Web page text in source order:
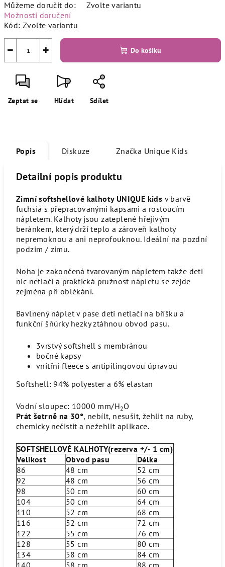
Můžeme doručit do:
Zvolte variantu
Možnosti doručení
Kód: Zvolte variantu
+
− Do košíku
Zeptat se Hlídat Sdílet
Popis Diskuze Značka Unique Kids
Detailní popis produktu
Zimní softshellové kalhoty UNIQUE kids v barvě
fuchsia s přepracovanými kapsami a rostoucím
nápletem. Kalhoty jsou zateplené hřejivým
beránkem, který drží teplo a zároveň kalhoty
nepremoknou a ani neprofouknou. Ideální na pozdní
podzim / zimu.
Noha je zakončená tvarovaným nápletem takže deti
nic netlačí a praktická pružnost nápletu se zejde
zejména při oblékání.
Bavlnený náplet v pase deti netlačí na bříšku a
funkční šňúrky hezky ztáhnou obvod pasu.
3vrstvý softshell s membránou
bočné kapsy
vnitřní fleece s antipilingovou úpravou
Softshell: 94% polyester a 6% elastan
Vodní sloupec: 10000 mm/H2O
Prát šetrně na 30°, nebílt, nesušit, žehlit na ruby,
chemicky nečistit a nežehlit aplikace.
SOFTSHELLOVÉ KALHOTY(rezerva +/- 1 cm)
Velikost
Obvod pasu
Délka
86
48 cm
52 cm
92
48 cm
56 cm
98
50 cm
60 cm
104
50 cm
64 cm
110
52 cm
68 cm
116
52 cm
72 cm
122
55 cm
76 cm
128
55 cm
80 cm
134
58 cm
84 cm
140
58 cm 88 cm